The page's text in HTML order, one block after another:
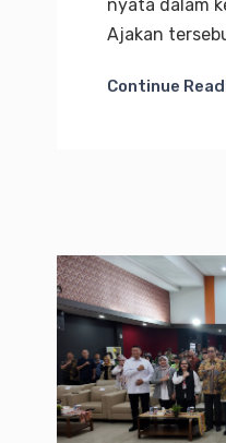
nyata dalam
Ajakan
Continue